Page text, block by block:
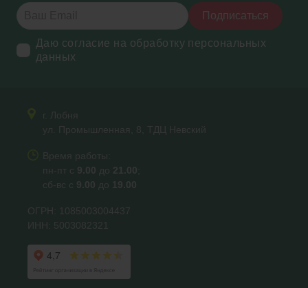
Подписаться
Даю согласие на обработку персональных
данных